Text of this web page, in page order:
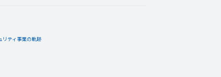
リティ事業の軌跡